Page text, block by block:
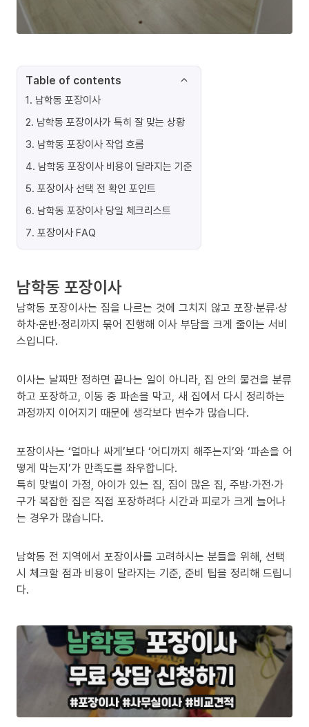
Table of contents
1. 남학동 포장이사
2. 남학동 포장이사가 특히 잘 맞는 상황
3. 남학동 포장이사 작업 흐름
4. 남학동 포장이사 비용이 달라지는 기준
5. 포장이사 선택 전 확인 포인트
6. 남학동 포장이사 당일 체크리스트
7. 포장이사 FAQ
남학동 포장이사
남학동 포장이사는 짐을 나르는 것에 그치지 않고 포장·분류·상
하차·운반·정리까지 묶어 진행해 이사 부담을 크게 줄이는 서비
스입니다.
이사는 날짜만 정하면 끝나는 일이 아니라, 집 안의 물건을 분류
하고 포장하고, 이동 중 파손을 막고, 새 집에서 다시 정리하는
과정까지 이어지기 때문에 생각보다 변수가 많습니다.
포장이사는 ‘얼마나 싸게’보다 ‘어디까지 해주는지’와 ‘파손을 어
떻게 막는지’가 만족도를 좌우합니다.
특히 맞벌이 가정, 아이가 있는 집, 짐이 많은 집, 주방·가전·가
구가 복잡한 집은 직접 포장하려다 시간과 피로가 크게 늘어나
는 경우가 많습니다.
남학동 전 지역에서 포장이사를 고려하시는 분들을 위해, 선택
시 체크할 점과 비용이 달라지는 기준, 준비 팁을 정리해 드립니
다.